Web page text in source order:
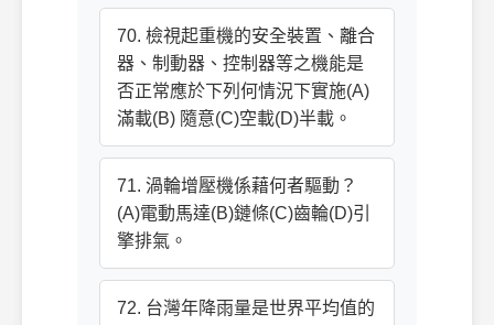
70. 檢視起重機的安全裝置、離合
器、制動器、控制器等之機能是
否正常應於下列何情況下實施(A)
滿載(B) 隨意(C)空載(D)半載。
71. 渦輪增壓機係藉何者驅動？
(A)電動馬達(B)鏈條(C)齒輪(D)引
擎排氣。
72. 台灣年降雨量是世界平均值的